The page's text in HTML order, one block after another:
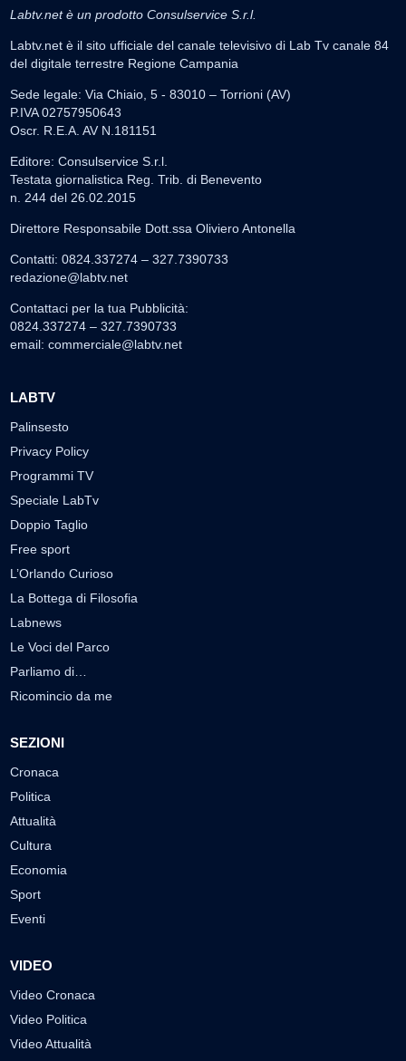
Labtv.net è un prodotto Consulservice S.r.l.
Labtv.net è il sito ufficiale del canale televisivo di Lab Tv canale 84
del digitale terrestre Regione Campania
Sede legale: Via Chiaio, 5 - 83010 – Torrioni (AV)
P.IVA 02757950643
Oscr. R.E.A. AV N.181151
Editore: Consulservice S.r.l.
Testata giornalistica Reg. Trib. di Benevento
n. 244 del 26.02.2015
Direttore Responsabile Dott.ssa Oliviero Antonella
Contatti: 0824.337274 – 327.7390733
redazione@labtv.net
Contattaci per la tua Pubblicità:
0824.337274 – 327.7390733
email: commerciale@labtv.net
LABTV
Palinsesto
Privacy Policy
Programmi TV
Speciale LabTv
Doppio Taglio
Free sport
L’Orlando Curioso
La Bottega di Filosofia
Labnews
Le Voci del Parco
Parliamo di…
Ricomincio da me
SEZIONI
Cronaca
Politica
Attualità
Cultura
Economia
Sport
Eventi
VIDEO
Video Cronaca
Video Politica
Video Attualità